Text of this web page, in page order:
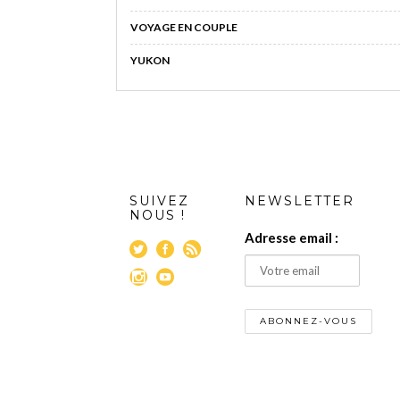
VOYAGE EN COUPLE
YUKON
SUIVEZ
NOUS !
NEWSLETTER
Adresse email :